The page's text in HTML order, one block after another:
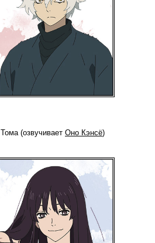
Тома (озвучивает Оно Кэнсё)